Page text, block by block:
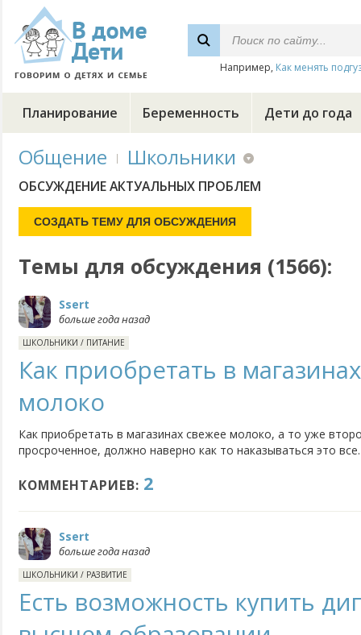
Например, Как менять
Планирование Беременность Дети до года
Общение Школьники
ОБСУЖДЕНИЕ АКТУАЛЬНЫХ ПРОБЛЕМ
Темы для обсуждения (1566):
Ssert
больше года назад
ШКОЛЬНИКИ / ПИТАНИЕ
Как приобретать в
молоко
Как приобретать в магазинах свежее молоко, а то уже
просроченное, должно наверно как то наказываться это все.
КОММЕНТАРИЕВ: 2
Ssert
больше года назад
ШКОЛЬНИКИ / РАЗВИТИЕ
Есть возможность купить